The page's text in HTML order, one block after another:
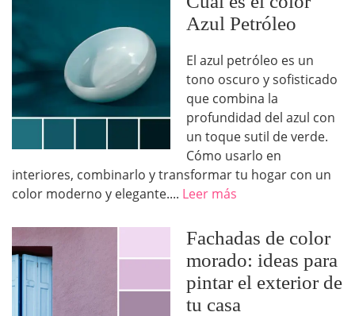
Azul Petróleo
El azul petróleo es un
tono oscuro y sofisticado
que combina la
profundidad del azul con
un toque sutil de verde.
Cómo usarlo en
interiores, combinarlo y transformar tu hogar con un
color moderno y elegante.... Leer más
Fachadas de color
morado: ideas para
pintar el exterior de
tu casa